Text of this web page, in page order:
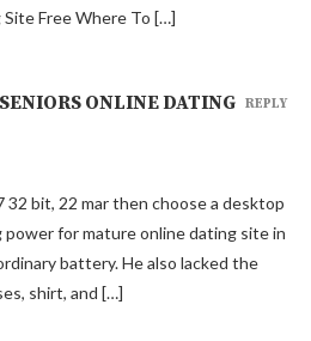
Free Where To […]
ONLINE DATING
bit, 22 mar then choose a desktop
for mature online dating site in
battery. He also lacked the
shirt, and […]
REPLY